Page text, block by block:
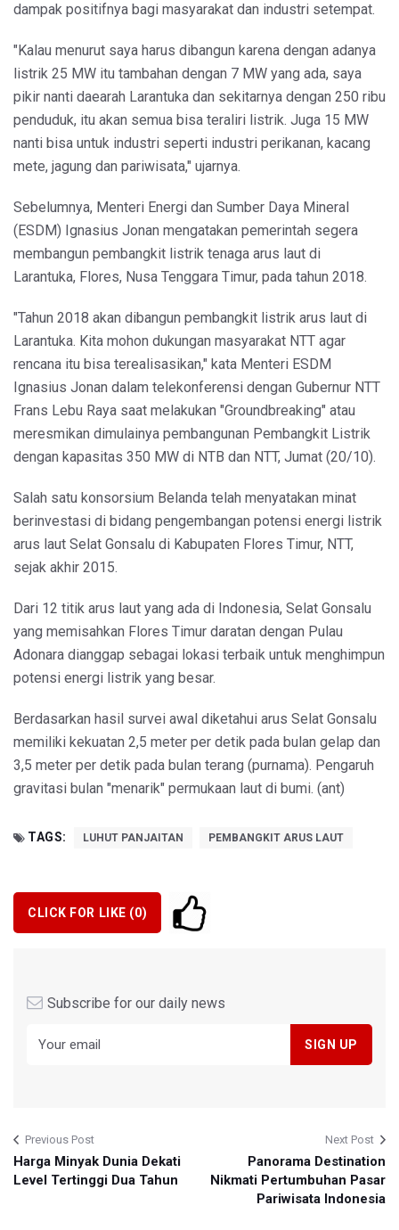
dampak positifnya bagi masyarakat dan industri setempat.
"Kalau menurut saya harus dibangun karena dengan adanya
listrik 25 MW itu tambahan dengan 7 MW yang ada, saya
pikir nanti daearah Larantuka dan sekitarnya dengan 250 ribu
penduduk, itu akan semua bisa teraliri listrik. Juga 15 MW
nanti bisa untuk industri seperti industri perikanan, kacang
mete, jagung dan pariwisata," ujarnya.
Sebelumnya, Menteri Energi dan Sumber Daya Mineral
(ESDM) Ignasius Jonan mengatakan pemerintah segera
membangun pembangkit listrik tenaga arus laut di
Larantuka, Flores, Nusa Tenggara Timur, pada tahun 2018.
"Tahun 2018 akan dibangun pembangkit listrik arus laut di
Larantuka. Kita mohon dukungan masyarakat NTT agar
rencana itu bisa terealisasikan," kata Menteri ESDM
Ignasius Jonan dalam telekonferensi dengan Gubernur NTT
Frans Lebu Raya saat melakukan "Groundbreaking" atau
meresmikan dimulainya pembangunan Pembangkit Listrik
dengan kapasitas 350 MW di NTB dan NTT, Jumat (20/10).
Salah satu konsorsium Belanda telah menyatakan minat
berinvestasi di bidang pengembangan potensi energi listrik
arus laut Selat Gonsalu di Kabupaten Flores Timur, NTT,
sejak akhir 2015.
Dari 12 titik arus laut yang ada di Indonesia, Selat Gonsalu
yang memisahkan Flores Timur daratan dengan Pulau
Adonara dianggap sebagai lokasi terbaik untuk menghimpun
potensi energi listrik yang besar.
Berdasarkan hasil survei awal diketahui arus Selat Gonsalu
memiliki kekuatan 2,5 meter per detik pada bulan gelap dan
3,5 meter per detik pada bulan terang (purnama). Pengaruh
gravitasi bulan "menarik" permukaan laut di bumi. (ant)
TAGS: LUHUT PANJAITAN PEMBANGKIT ARUS LAUT
CLICK FOR LIKE (0)
Subscribe for our daily news
Previous Post
Harga Minyak Dunia Dekati
Level Tertinggi Dua Tahun
Next Post
Panorama Destination
Nikmati Pertumbuhan Pasar
Pariwisata Indonesia